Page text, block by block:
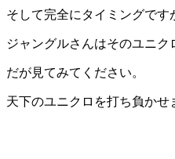
そして完全にタイミングで
ジャングルさんはそのユニク
だが見てみてください。
天下のユニクロを打ち負かせ